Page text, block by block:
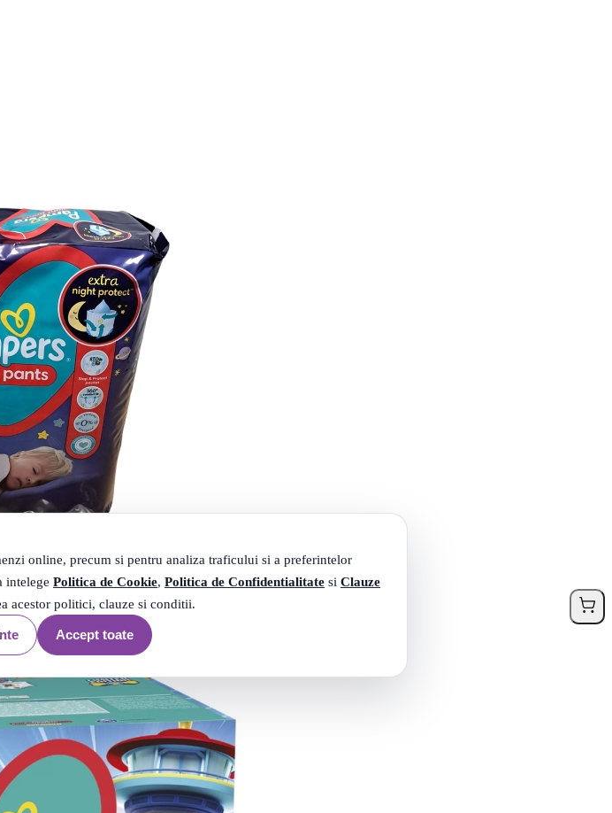
online, precum si pentru analiza traficului si a preferintelor
intelege Politica de Cookie, Politica de Confidentialitate si Clauze
acestor politici, clauze si conditii.
Accept toate